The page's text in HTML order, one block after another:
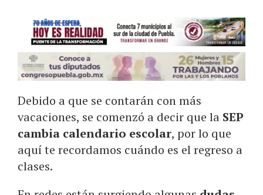
Debido a que se contarán con más
vacaciones, se comenzó a decir que la SEP
cambia calendario escolar, por lo que
aquí te recordamos cuándo es el regreso a
clases.